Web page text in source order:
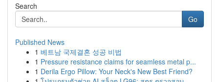
Search
Go
Published News
1 베트남 국제결혼 성공 비법
1 Pressure resistance claims for seamless metal p...
1 Derila Ergo Pillow: Your Neck's New Best Friend?